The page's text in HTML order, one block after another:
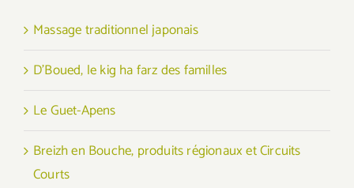
Massage traditionnel japonais
D’Boued, le kig ha farz des familles
Le Guet-Apens
Breizh en Bouche, produits régionaux et Circuits
Courts